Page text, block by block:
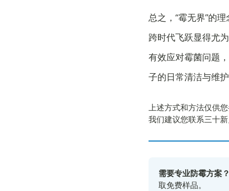
总之，“霉无界”的
跨时代飞跃显得尤
有效应对霉菌问题
子的日常清洁与维护
上述方式和方法仅供
我们建议您联系三十
需要专业防霉方案？
取免费样品。